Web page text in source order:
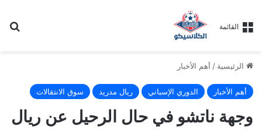
القائمة
الرئيسية / أهم الأخبار
أهم الأخبار الدوري الإسباني ريال مدريد سوق الانتقالات
وجهة ناتشو في حال الرحيل عن ريال